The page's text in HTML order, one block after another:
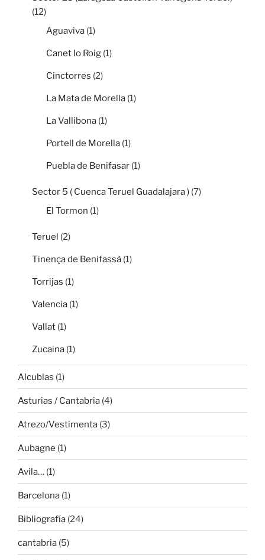
(12)
Aguaviva (1)
Canet lo Roig (1)
Cinctorres (2)
La Mata de Morella (1)
La Vallibona (1)
Portell de Morella (1)
Puebla de Benifasar (1)
Sector 5 ( Cuenca Teruel Guadalajara ) (7)
El Tormon (1)
Teruel (2)
Tinença de Benifassà (1)
Torrijas (1)
Valencia (1)
Vallat (1)
Zucaina (1)
Alcublas (1)
Asturias / Cantabria (4)
Atrezo/Vestimenta (3)
Aubagne (1)
Avila… (1)
Barcelona (1)
Bibliografía (24)
cantabria (5)